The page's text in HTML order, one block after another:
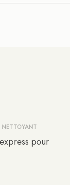
NETTOYANT
pour